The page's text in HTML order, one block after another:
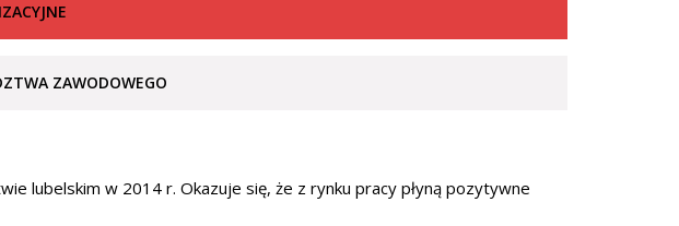
ZAWODOWEGO
lubelskim w 2014 r. Okazuje się, że z rynku pracy płyną pozytywne